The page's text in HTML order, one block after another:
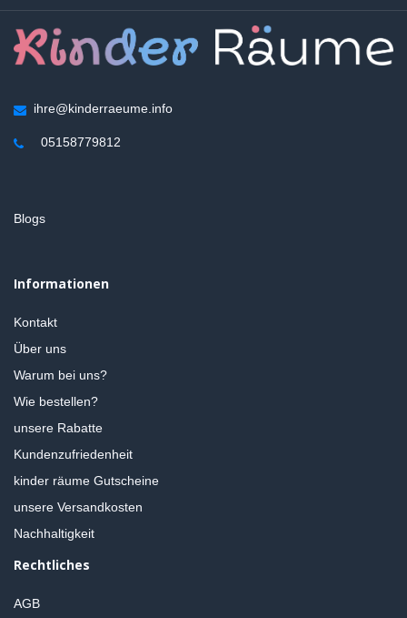
ihre@kinderraeume.info
05158779812
Blogs
Informationen
Kontakt
Über uns
Warum bei uns?
Wie bestellen?
unsere Rabatte
Kundenzufriedenheit
kinder räume Gutscheine
unsere Versandkosten
Nachhaltigkeit
Rechtliches
AGB